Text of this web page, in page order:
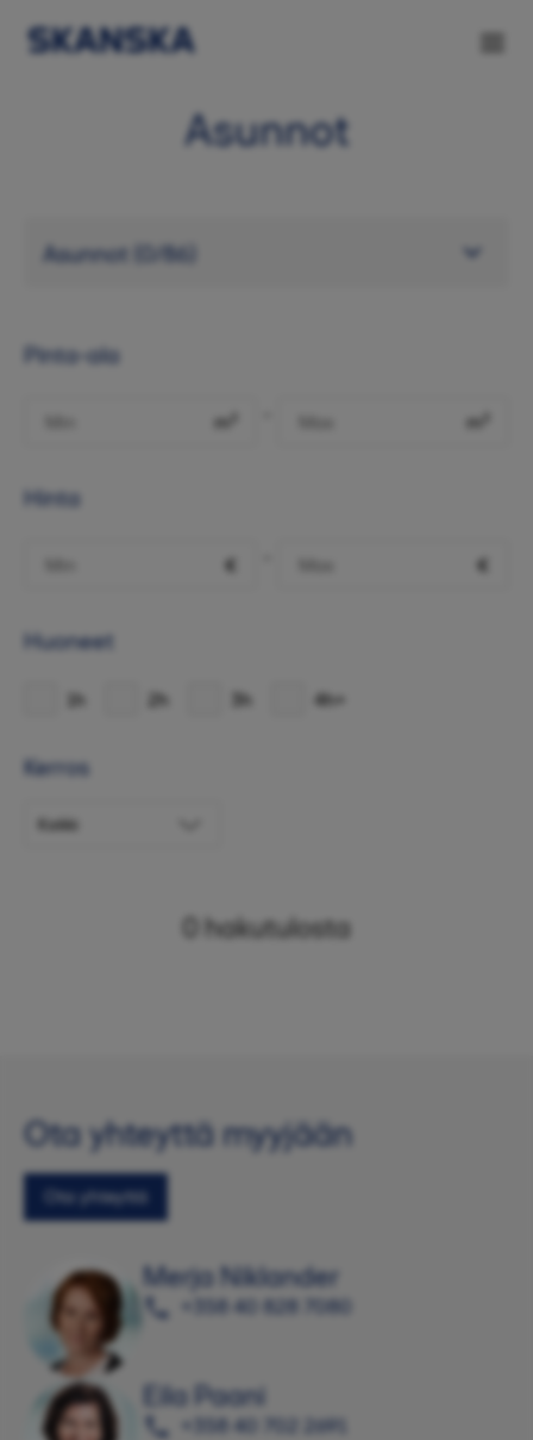
Asunnot
Pinta-ala
m² m²
Hinta
€ €
Huoneet
1h 2h 3h 4h+
Kerros
hakutulosta
Ota yhteyttä myyjään
Ota yhteyttä
Merja Niklander
+358 40 828 7080
Eila Paani
+358 40 702 2691